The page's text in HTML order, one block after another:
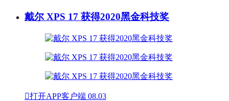
戴尔 XPS 17 获得2020黑金科技奖
打开APP客户端 08.03